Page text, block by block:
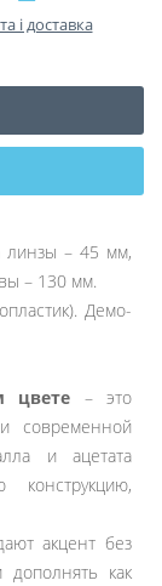
і доставка
линзы – 45 мм,
– 130 мм.
Демо-
цвете – это
современной
и ацетата
акцент без
дополнять как